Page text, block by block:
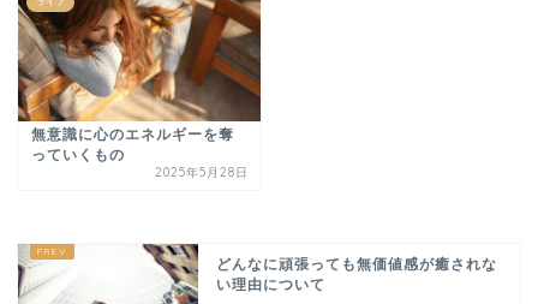
無意識に心のエネルギーを奪
っていくもの
2025年5月28日
どんなに頑張っても無価値感が癒されな
い理由について